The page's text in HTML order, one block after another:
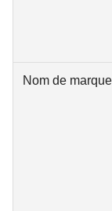
Nom de marque